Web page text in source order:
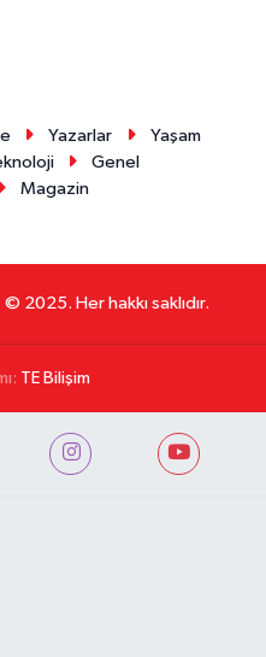
Yazarlar
Yaşam
Genel
Magazin
2025. Her hakkı saklıdır.
TE Bilişim